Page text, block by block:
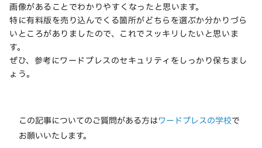
画像があることでわかりやすくなったと思います。
特に有料版を売り込んでくる箇所がどちらを選ぶか分かりづら
いところがありましたので、これでスッキリしたいと思いま
す。
ぜひ、参考にワードプレスのセキュリティをしっかり保ちまし
ょう。
この記事についてのご質問がある方はワードプレスの学校で
お願いいたします。